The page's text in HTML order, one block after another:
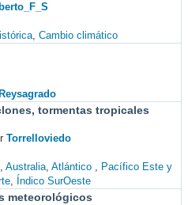
Cambio climático
Reysagrado
tormentas tropicales
Torrelloviedo
Australia Atlántico
Pacífico Este y
Índico SurOeste
meteorológicos